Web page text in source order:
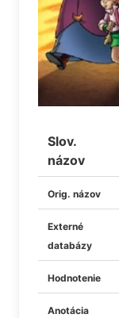
Slov.
názov
Orig. názov
Externé
databázy
Hodnotenie
Anotácia